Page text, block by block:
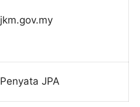
jkm.gov.my
Penyata JPA